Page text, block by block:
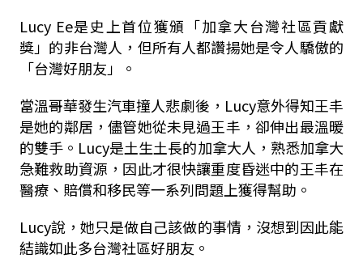
Lucy Ee是史上首位獲頒「加拿大台灣社區貢獻
獎」的非台灣人，但所有人都讚揚她是令人驕傲的
「台灣好朋友」。
當溫哥華發生汽車撞人悲劇後，Lucy意外得知王丰
是她的鄰居，儘管她從未見過王丰，卻伸出最溫暖
的雙手。Lucy是土生土長的加拿大人，熟悉加拿大
急難救助資源，因此才很快讓重度昏迷中的王丰在
醫療、賠償和移民等一系列問題上獲得幫助。
Lucy說，她只是做自己該做的事情，沒想到因此能
結識如此多台灣社區好朋友。